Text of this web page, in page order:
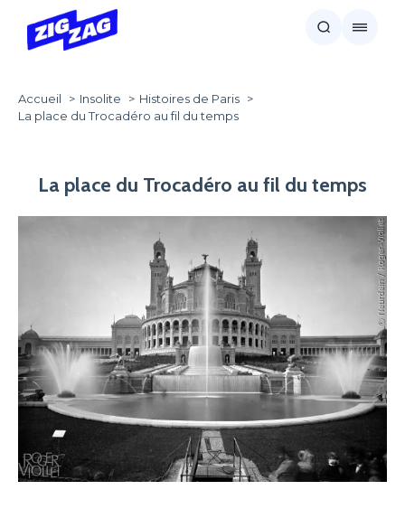
Accueil Insolite
Histoires de Paris
La place du Trocadéro au fil du temps
La place du Trocadéro au fil du temps